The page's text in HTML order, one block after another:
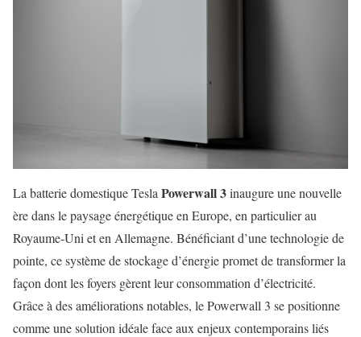
La batterie domestique Tesla Powerwall 3inaugure une nouvelle
ère dans le paysage énergétique en Europe, en particulier au
Royaume-Uni et en Allemagne. Bénéficiant d’une technologie de
pointe, ce système de stockage d’énergie promet de transformer la
façon dont les foyers gèrent leur consommation d’électricité.
Grâce à des améliorations notables, le Powerwall 3 se positionne
comme une solution idéale face aux enjeux contemporains liés